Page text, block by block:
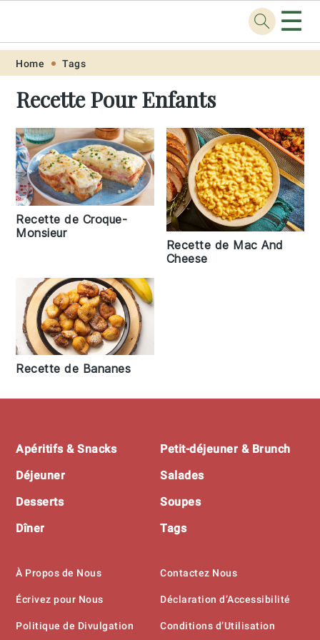
Skip
primary
navigation
Skip
main
content
Skip
primary
sidebar
Skip
footer
Recette.pro ☰
Home Tags
Recette Pour Enfants
Recette de Croque-
Monsieur
Recette de Mac And
Cheese
Recette de Bananes
Footer
Apéritifs & Snacks
Déjeuner
Desserts
Dîner
Petit-déjeuner & Brunch
Salades
Soupes
Tags
À Propos de Nous
Écrivez pour Nous
Politique de Divulgation
Contactez Nous
Déclaration d’Accessibilité
Conditions d’Utilisation